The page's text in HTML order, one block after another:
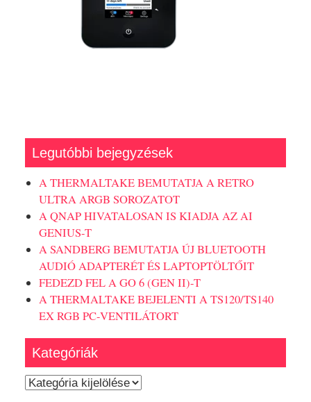
Legutóbbi bejegyzések
A THERMALTAKE BEMUTATJA A RETRO
ULTRA ARGB SOROZATOT
A QNAP HIVATALOSAN IS KIADJA AZ AI
GENIUS-T
A SANDBERG BEMUTATJA ÚJ BLUETOOTH
AUDIÓ ADAPTERÉT ÉS LAPTOPTÖLTŐIT
FEDEZD FEL A GO 6 (GEN II)-T
A THERMALTAKE BEJELENTI A TS120/TS140
EX RGB PC-VENTILÁTORT
Kategóriák
Kategóriák